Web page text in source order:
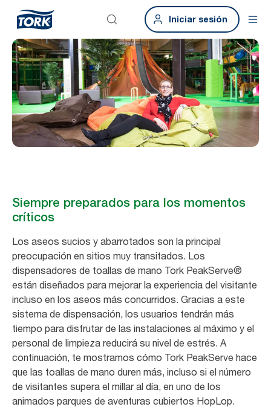
Iniciar sesión
Siempre preparados para los momentos
críticos
Los aseos sucios y abarrotados son la principal
preocupación en sitios muy transitados. Los
dispensadores de toallas de mano Tork PeakServe®
están diseñados para mejorar la experiencia del visitante
incluso en los aseos más concurridos. Gracias a este
sistema de dispensación, los usuarios tendrán más
tiempo para disfrutar de las instalaciones al máximo y el
personal de limpieza reducirá su nivel de estrés. A
continuación, te mostramos cómo Tork PeakServe hace
que las toallas de mano duren más, incluso si el número
de visitantes supera el millar al día, en uno de los
animados parques de aventuras cubiertos HopLop.